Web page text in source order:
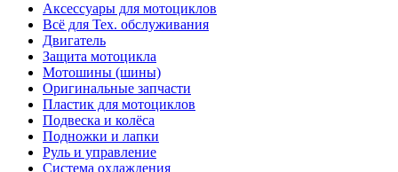
Аксессуары для мотоциклов
Всё для Тех. обслуживания
Двигатель
Защита мотоцикла
Мотошины (шины)
Оригинальные запчасти
Пластик для мотоциклов
Подвеска и колёса
Подножки и лапки
Руль и управление
Система охлаждения